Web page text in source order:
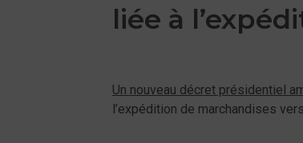
liée à
Un nouveau décret présidentiel
l’expédition de marchandises